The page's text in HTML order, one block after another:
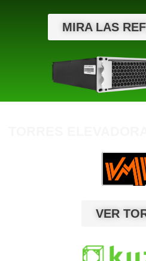
MIRA LAS
VER